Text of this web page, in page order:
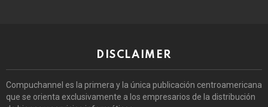
DISCLAIMER
Compuchannel es la primera y la única publicación centroamericana
que se orienta exclusivamente a los empresarios de la distribución